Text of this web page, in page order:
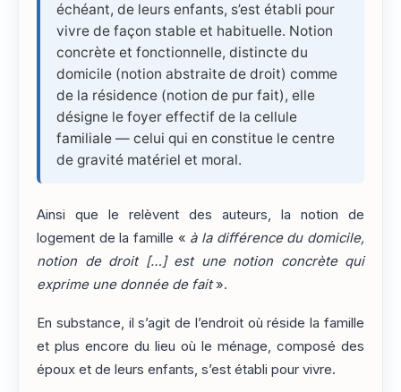
échéant, de leurs enfants, s’est établi pour
vivre de façon stable et habituelle. Notion
concrète et fonctionnelle, distincte du
domicile (notion abstraite de droit) comme
de la résidence (notion de pur fait), elle
désigne le foyer effectif de la cellule
familiale — celui qui en constitue le centre
de gravité matériel et moral.
Ainsi que le relèvent des auteurs, la notion de
logement de la famille « à la différence du domicile,
notion de droit […] est une notion concrète qui
exprime une donnée de fait».
En substance, il s’agit de l’endroit où réside la famille
et plus encore du lieu où le ménage, composé des
époux et de leurs enfants, s’est établi pour vivre.